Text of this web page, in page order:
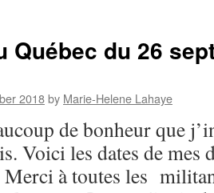
Québec du 26
2018by Marie-Helene Lahaye
de bonheur que
Voici les dates de mes
à toutes les